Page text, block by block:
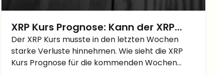
XRP Kurs Prognose: Kann der XRP
wieder die Marke von 1 Dollar
angreifen?
Der XRP Kurs musste in den letzten Wochen
starke Verluste hinnehmen. Wie sieht die XRP
Kurs Prognose für die kommenden Wochen